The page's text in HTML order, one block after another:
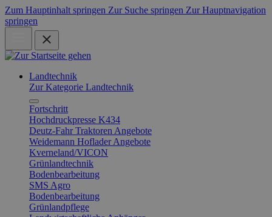
Zum Hauptinhalt springen Zur Suche springen Zur Hauptnavigation
springen
Landtechnik
Zur Kategorie Landtechnik
Fortschritt
Hochdruckpresse K434
Deutz-Fahr Traktoren Angebote
Weidemann Hoflader Angebote
Kverneland/VICON
Grünlandtechnik
Bodenbearbeitung
SMS Agro
Bodenbearbeitung
Grünlandpflege